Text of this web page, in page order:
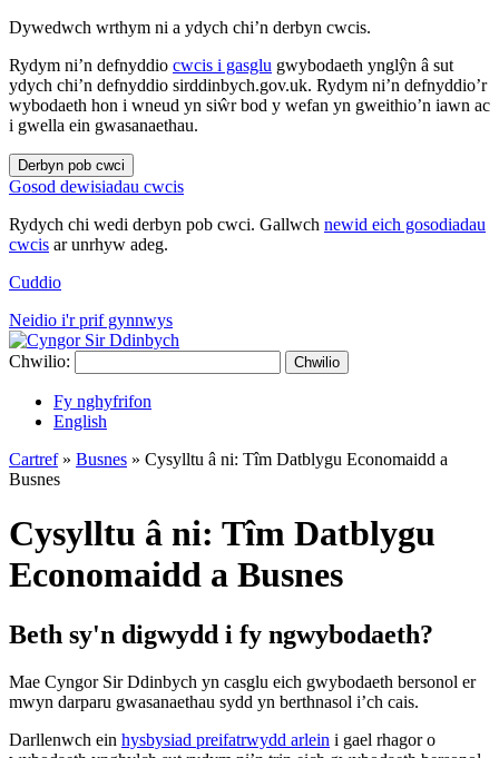
Dywedwch wrthym ni a ydych chi’n derbyn cwcis.
Rydym ni’n defnyddio cwcis i gasglu gwybodaeth ynglŷn â sut
ydych chi’n defnyddio sirddinbych.gov.uk. Rydym ni’n defnyddio’r
wybodaeth hon i wneud yn siŵr bod y wefan yn gweithio’n iawn ac
i gwella ein gwasanaethau.
Derbyn pob cwci
Gosod dewisiadau cwcis
Rydych chi wedi derbyn pob cwci. Gallwch newid eich gosodiadau
cwcis ar unrhyw adeg.
Cuddio
Neidio i'r prif gynnwys
Chwilio: Chwilio
Fy nghyfrifon
English
Cartref» Busnes » Cysylltu â ni: Tîm Datblygu Economaidd a
Busnes
Cysylltu â ni: Tîm Datblygu
Economaidd a Busnes
Beth sy'n digwydd i fy ngwybodaeth?
Mae Cyngor Sir Ddinbych yn casglu eich gwybodaeth bersonol er
mwyn darparu gwasanaethau sydd yn berthnasol i’ch cais.
Darllenwch ein hysbysiad preifatrwydd arlein i gael rhagor o